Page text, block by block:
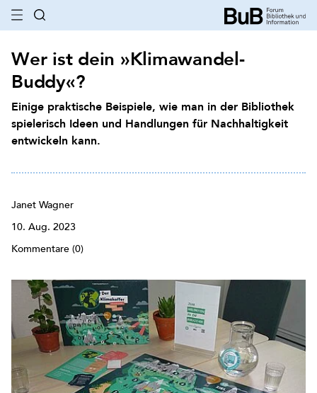
Wer ist dein »Klimawandel-
Buddy«?
Einige praktische Beispiele, wie man in der Bibliothek
spielerisch Ideen und Handlungen für Nachhaltigkeit
entwickeln kann.
Janet Wagner
10. Aug. 2023
Kommentare (0)